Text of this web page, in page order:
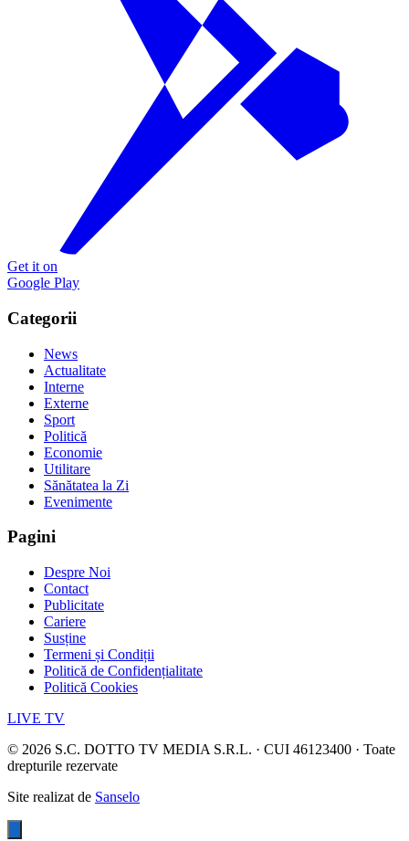
Get it on
Google Play
Categorii
News
Actualitate
Interne
Externe
Sport
Politică
Economie
Utilitare
Sănătatea la Zi
Evenimente
Pagini
Despre Noi
Contact
Publicitate
Cariere
Susține
Termeni și Condiții
Politică de Confidențialitate
Politică Cookies
LIVE TV
© 2026 S.C. DOTTO TV MEDIA S.R.L. · CUI 46123400 · Toate
drepturile rezervate
Site realizat de Sanselo